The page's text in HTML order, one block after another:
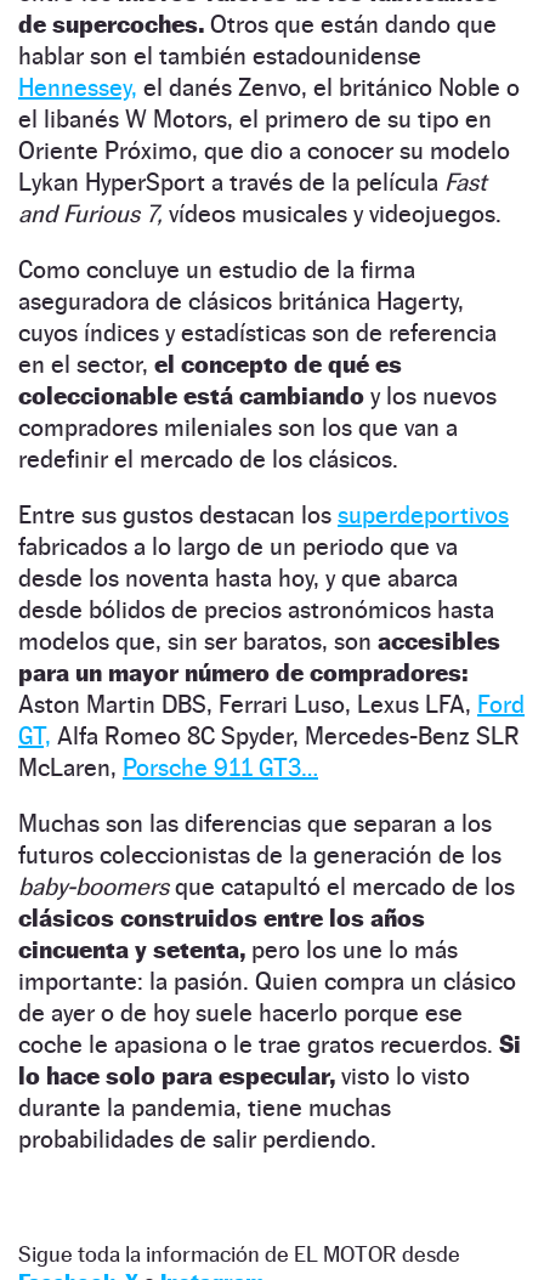
de supercoches. Otros que están dando que
hablar son el también estadounidense
Hennessey, el danés Zenvo, el británico Noble o
el libanés W Motors, el primero de su tipo en
Oriente Próximo, que dio a conocer su modelo
Lykan HyperSport a través de la película Fast
and Furious 7, vídeos musicales y videojuegos.
Como concluye un estudio de la firma
aseguradora de clásicos británica Hagerty,
cuyos índices y estadísticas son de referencia
en el sector, el concepto de qué es
coleccionable está cambiando y los nuevos
compradores mileniales son los que van a
redefinir el mercado de los clásicos.
Entre sus gustos destacan los superdeportivos
fabricados a lo largo de un periodo que va
desde los noventa hasta hoy, y que abarca
desde bólidos de precios astronómicos hasta
modelos que, sin ser baratos, son accesibles
para un mayor número de compradores:
Aston Martin DBS, Ferrari Luso, Lexus LFA, Ford
GT, Alfa Romeo 8C Spyder, Mercedes-Benz SLR
McLaren, Porsche 911 GT3…
Muchas son las diferencias que separan a los
futuros coleccionistas de la generación de los
baby-boomersque catapultó el mercado de los
clásicos construidos entre los años
cincuenta y setenta, pero los une lo más
importante: la pasión. Quien compra un clásico
de ayer o de hoy suele hacerlo porque ese
coche le apasiona o le trae gratos recuerdos. Si
lo hace solo para especular, visto lo visto
durante la pandemia, tiene muchas
probabilidades de salir perdiendo.
Sigue toda la información de EL MOTOR desde